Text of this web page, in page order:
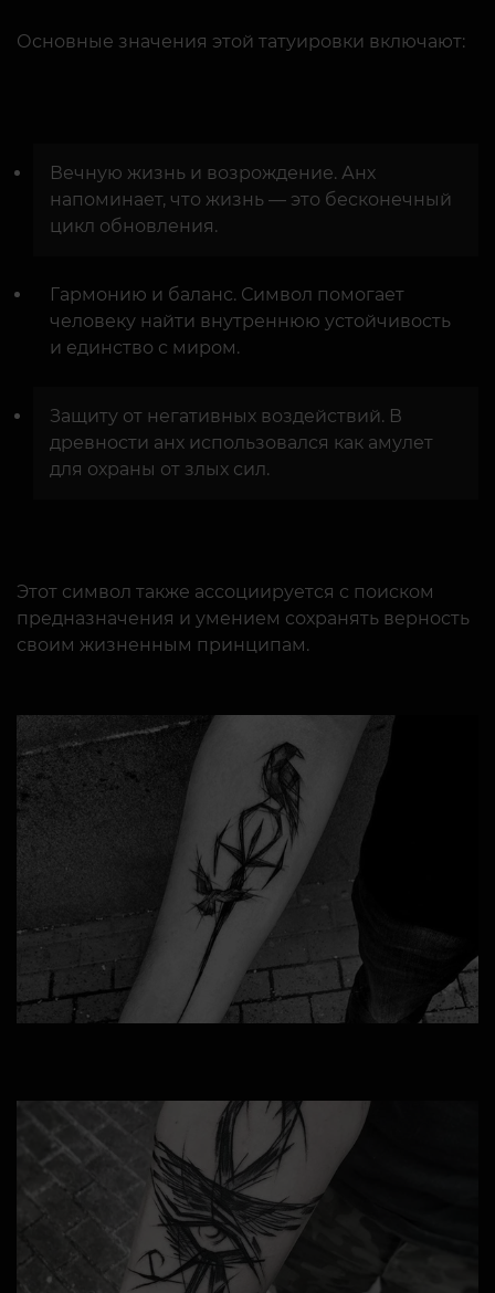
Основные значения этой татуировки включают:
Вечную жизнь и возрождение. Анх
напоминает, что жизнь — это бесконечный
цикл обновления.
Гармонию и баланс. Символ помогает
человеку найти внутреннюю устойчивость
и единство с миром.
Защиту от негативных воздействий. В
древности анх использовался как амулет
для охраны от злых сил.
Этот символ также ассоциируется с поиском
предназначения и умением сохранять верность
своим жизненным принципам.